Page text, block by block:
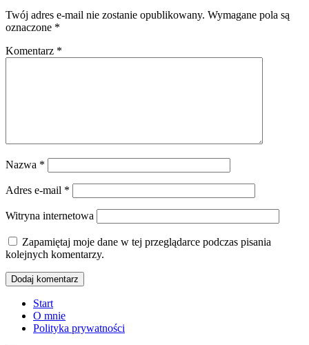
Twój adres e-mail nie zostanie opublikowany. Wymagane pola są
oznaczone *
Komentarz *
Nazwa *
Adres e-mail *
Witryna internetowa
Zapamiętaj moje dane w tej przeglądarce podczas pisania
kolejnych komentarzy.
Start
O mnie
Polityka prywatności